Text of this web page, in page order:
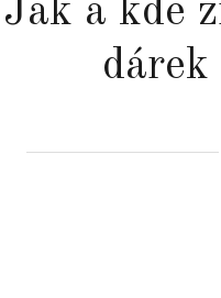
Jak a kde
dárek